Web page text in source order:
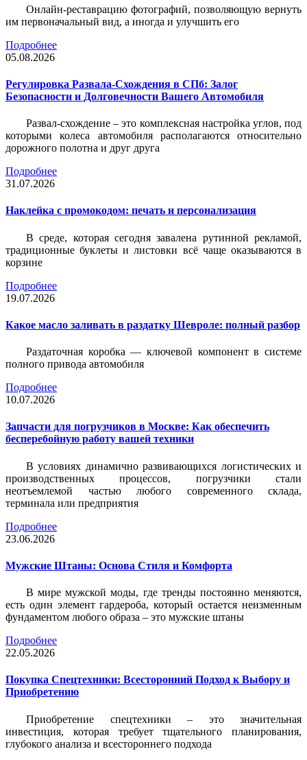
Онлайн-реставрацию фотографий, позволяющую вернуть
им первоначальный вид, а иногда и улучшить его
Подробнее
05.08.2026
Регулировка Развала-Схождения в СПб: Залог
Безопасности и Долговечности Вашего Автомобиля
Развал-схождение – это комплексная настройка углов, под
которыми колеса автомобиля располагаются относительно
дорожного полотна и друг друга
Подробнее
31.07.2026
Наклейка c промокодом: печать и персонализация
В среде, которая сегодня завалена рутинной рекламой,
традиционные буклеты и листовки всё чаще оказываются в
корзине
Подробнее
19.07.2026
Какое масло заливать в раздатку Шевроле: полный разбор
Раздаточная коробка — ключевой компонент в системе
полного привода автомобиля
Подробнее
10.07.2026
Запчасти для погрузчиков в Москве: Как обеспечить
бесперебойную работу вашей техники
В условиях динамично развивающихся логистических и
производственных процессов, погрузчики стали
неотъемлемой частью любого современного склада,
терминала или предприятия
Подробнее
23.06.2026
Мужские Штаны: Основа Стиля и Комфорта
В мире мужской моды, где тренды постоянно меняются,
есть один элемент гардероба, который остается неизменным
фундаментом любого образа – это мужские штаны
Подробнее
22.05.2026
Покупка Спецтехники: Всесторонний Подход к Выбору и
Приобретению
Приобретение спецтехники – это значительная
инвестиция, которая требует тщательного планирования,
глубокого анализа и всестороннего подхода